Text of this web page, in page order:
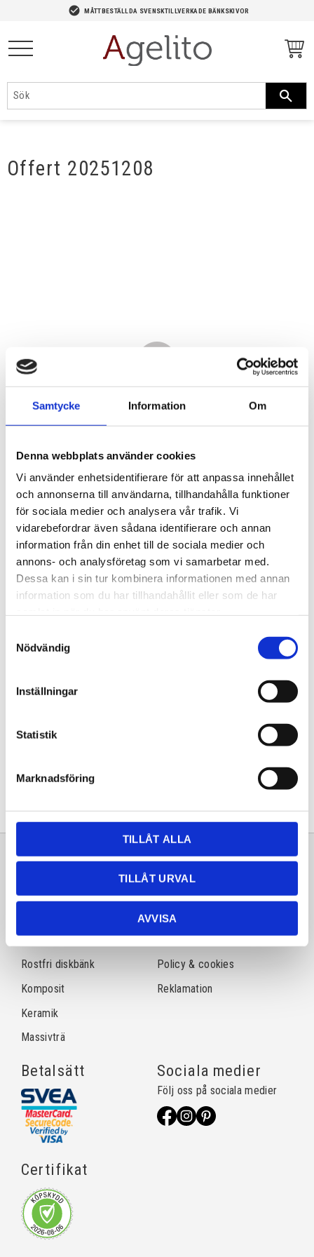
Samtycke Information Om
Denna webbplats använder cookies
Vi använder enhetsidentifierare för att anpassa innehållet
och annonserna till användarna, tillhandahålla funktioner
för sociala medier och analysera vår trafik. Vi
vidarebefordrar även sådana identifierare och annan
information från din enhet till de sociala medier och
annons- och analysföretag som vi samarbetar med.
Dessa kan i sin tur kombinera informationen med annan
information som du har tillhandahållit eller som de har
Nödvändig
Inställningar
Statistik
Marknadsföring
TILLÅT ALLA
TILLÅT URVAL
AVVISA
check_circle MÅTTBESTÄLLDA SVENSKTILLVERKADE BÄNKSKIVOR
Offert 20251208
21 480,00KR
Antal
Lagervara
Artikelnr
20251208
Sortiment
Natursten
Rostfri diskbänk
Komposit
Keramik
Massivträ
Information
Frågor & svar
Köpvillkor
Policy & cookies
Reklamation
Betalsätt
Certifikat
Sociala medier
Följ oss på sociala medier